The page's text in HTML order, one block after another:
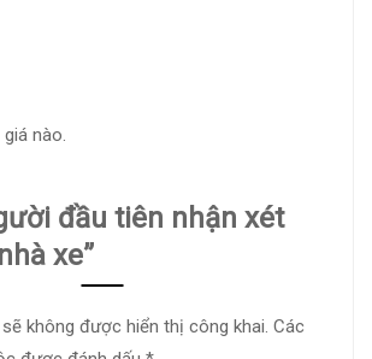
nào.
đầu tiên nhận xét
xe”
không được hiển thị công khai. Các